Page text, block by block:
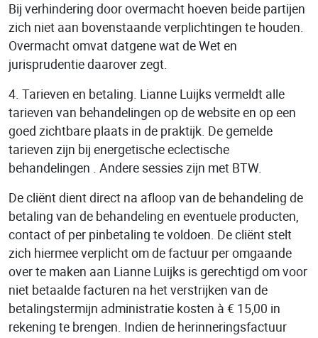
Bij verhindering door overmacht hoeven beide partijen
zich niet aan bovenstaande verplichtingen te houden.
Overmacht omvat datgene wat de Wet en
jurisprudentie daarover zegt.
4. Tarieven en betaling. Lianne Luijks vermeldt alle
tarieven van behandelingen op de website en op een
goed zichtbare plaats in de praktijk. De gemelde
tarieven zijn bij energetische eclectische
behandelingen . Andere sessies zijn met BTW.
De cliënt dient direct na afloop van de behandeling de
betaling van de behandeling en eventuele producten,
contact of per pinbetaling te voldoen. De cliënt stelt
zich hiermee verplicht om de factuur per omgaande
over te maken aan Lianne Luijks is gerechtigd om voor
niet betaalde facturen na het verstrijken van de
betalingstermijn administratie kosten à € 15,00 in
rekening te brengen. Indien de herinneringsfactuur